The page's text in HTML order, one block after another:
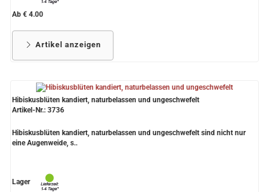
Ab € 4.00
Artikel anzeigen
Hibiskusblüten kandiert, naturbelassen und ungeschwefelt
Artikel-Nr.: 3736
Hibiskusblüten kandiert, naturbelassen und ungeschwefelt sind nicht nur
eine Augenweide, s..
Lager